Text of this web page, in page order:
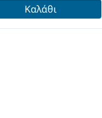
Καλάθι